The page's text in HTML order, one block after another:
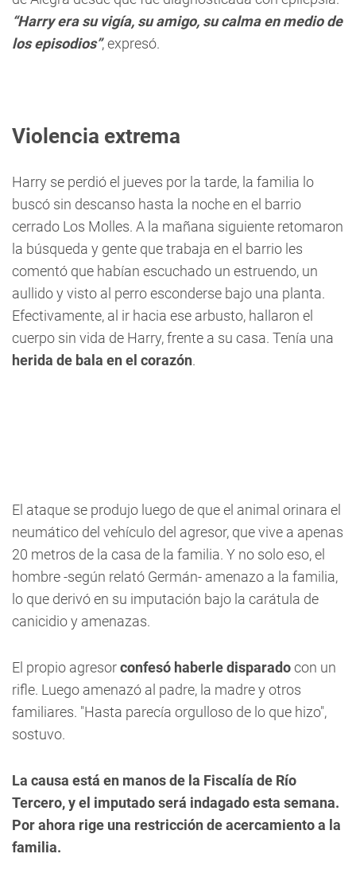
“Harry era su vigía, su amigo, su calma en medio de
los episodios”, expresó.
Violencia extrema
Harry se perdió el jueves por la tarde, la familia lo
buscó sin descanso hasta la noche en el barrio
cerrado Los Molles. A la mañana siguiente retomaron
la búsqueda y gente que trabaja en el barrio les
comentó que habían escuchado un estruendo, un
aullido y visto al perro esconderse bajo una planta.
Efectivamente, al ir hacia ese arbusto, hallaron el
cuerpo sin vida de Harry, frente a su casa. Tenía una
herida de bala en el corazón.
El ataque se produjo luego de que el animal orinara el
neumático del vehículo del agresor, que vive a apenas
20 metros de la casa de la familia. Y no solo eso, el
hombre -según relató Germán- amenazo a la familia,
lo que derivó en su imputación bajo la carátula de
canicidio y amenazas.
El propio agresorconfesó haberle disparadocon un
rifle. Luego amenazó al padre, la madre y otros
familiares. "Hasta parecía orgulloso de lo que hizo",
sostuvo.
La causa está en manos de la Fiscalía de Río
Tercero, y el imputado será indagado esta semana.
Por ahora rige una restricción de acercamiento a la
familia.